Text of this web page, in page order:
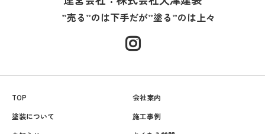
”売る”のは下手だが”塗る”のは上々
TOP
会社案内
塗装について
施工事例